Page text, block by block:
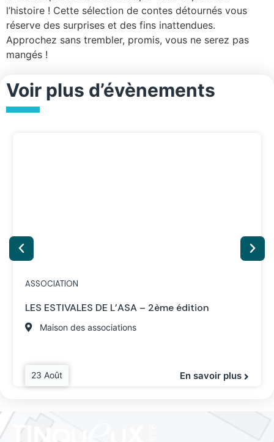
l’histoire ! Cette sélection de contes détournés vous
réserve des surprises et des fins inattendues.
Approchez sans trembler, promis, vous ne serez pas
mangés !
Voir plus d’évènements
ASSOCIATION
LES ESTIVALES DE L’ASA – 2ème édition
Maison des associations
23 Août En savoir plus